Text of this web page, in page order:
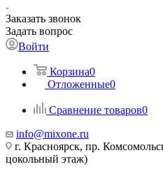
Заказать звонок
Задать вопрос
Войти
Корзина0
Отложенные0
Сравнение товаров0
info@mixone.ru
г. Красноярск, пр.
цокольный этаж)